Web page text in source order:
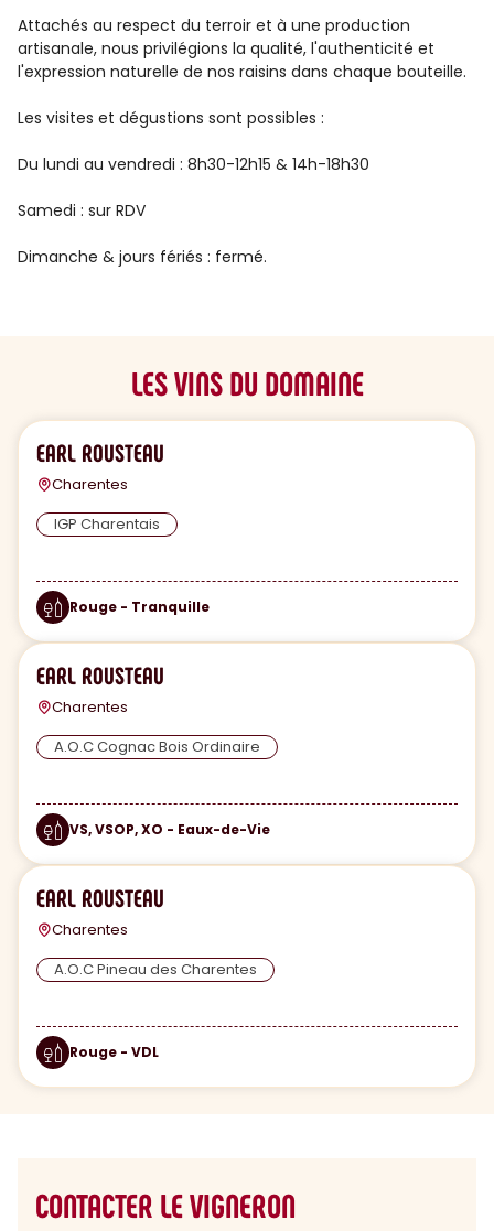
Attachés au respect du terroir et à une production
artisanale, nous privilégions la qualité, l'authenticité et
l'expression naturelle de nos raisins dans chaque bouteille.
Les visites et dégustions sont possibles :
Du lundi au vendredi : 8h30-12h15 & 14h-18h30
Samedi : sur RDV
Dimanche & jours fériés : fermé.
LES VINS DU DOMAINE
EARL ROUSTEAU
Charentes
IGP Charentais
Rouge - Tranquille
EARL ROUSTEAU
Charentes
A.O.C Cognac Bois Ordinaire
VS, VSOP, XO - Eaux-de-Vie
EARL ROUSTEAU
Charentes
A.O.C Pineau des Charentes
Rouge - VDL
CONTACTER LE VIGNERON